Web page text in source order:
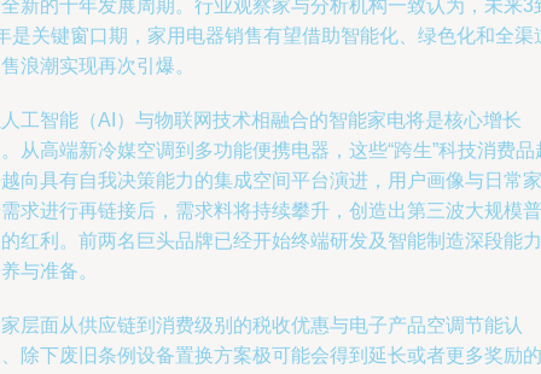
新的十年发展周期。行业观察家与分析机构一致认为，未来3
是关键窗口期，家用电器销售有望借助智能化、绿色化和全渠
浪潮实现再次引爆。
工智能（AI）与物联网技术相融合的智能家电将是核心增长
从高端新冷媒空调到多功能便携电器，这些“跨生”科技消费品
向具有自我决策能力的集成空间平台演进，用户画像与日常家
求进行再链接后，需求料将持续攀升，创造出第三波大规模普
红利。前两名巨头品牌已经开始终端研发及智能制造深段能力
与准备。
层面从供应链到消费级别的税收优惠与电子产品空调节能认
除下废旧条例设备置换方案极可能会得到延长或者更多奖励的